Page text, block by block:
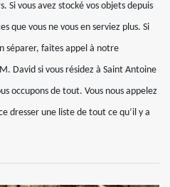
Si vous avez stocké vos objets depuis
que vous ne vous en serviez plus. Si
séparer, faites appel à notre
David si vous résidez à Saint Antoine
occupons de tout. Vous nous appelez
dresser une liste de tout ce qu’il y a